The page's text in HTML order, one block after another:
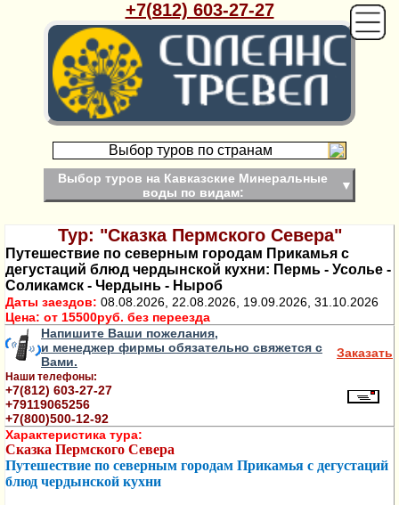
+7(812) 603-27-27
Выбор туров по странам
Выбор туров на Кавказские Минеральные
воды по видам:
▼
Тур: "Сказка Пермского Севера"
Путешествие по северным городам Прикамья с
дегустаций блюд чердынской кухни: Пермь - Усолье -
Соликамск - Чердынь - Ныроб
Даты заездов: 08.08.2026, 22.08.2026, 19.09.2026, 31.10.2026
Цена: от 15500руб. без переезда
Напишите Ваши пожелания,
и менеджер фирмы обязательно свяжется с
Вами.
Наши телефоны:
+7(812) 603-27-27
+79119065256
+7(800)500-12-92
Заказать
Характеристика тура:
Сказка Пермского Севера
Путешествие по северным городам Прикамья с дегустаций
блюд чердынской кухни